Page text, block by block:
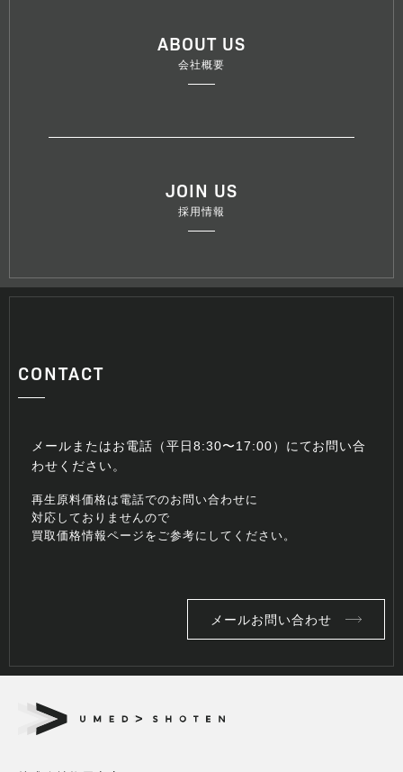
ABOUT US
会社概要
JOIN US
採用情報
CONTACT
メールまたはお電話（平日8:30〜17:00）にてお問い合
わせください。
再生原料価格は電話でのお問い合わせに
対応しておりませんので
買取価格情報ページをご参考にしてください。
メールお問い合わせ